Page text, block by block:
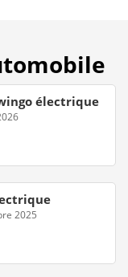
électrique
2025